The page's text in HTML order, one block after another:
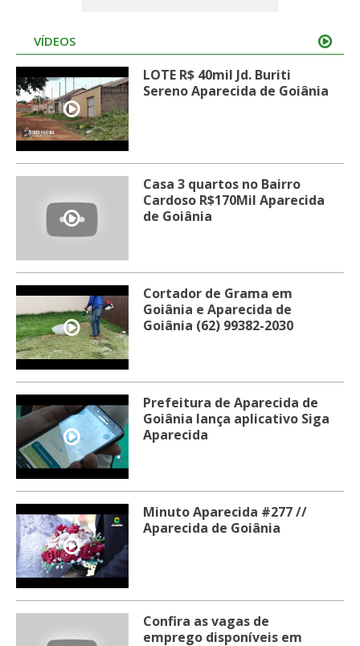
VÍDEOS
LOTE R$ 40mil Jd. Buriti
Sereno Aparecida de Goiânia
Casa 3 quartos no Bairro
Cardoso R$170Mil Aparecida
de Goiânia
Cortador de Grama em
Goiânia e Aparecida de
Goiânia (62) 99382-2030
Prefeitura de Aparecida de
Goiânia lança aplicativo Siga
Aparecida
Minuto Aparecida #277 //
Aparecida de Goiânia
Confira as vagas de
emprego disponíveis em